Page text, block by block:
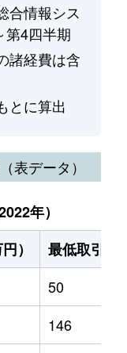
合情報シス
第4四半期
諸経費は含
とに算出
表データ）
年）
）
最低取引価
50
146